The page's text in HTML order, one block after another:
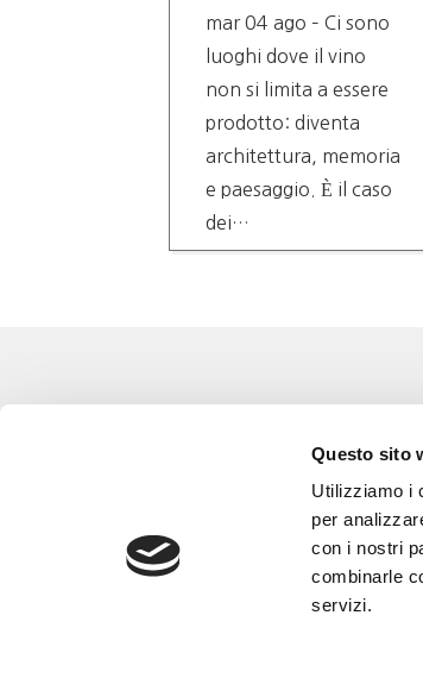
Questo sito
Utilizziamo i
per
con i nostri
combinarle
servizi.
mar 04 ago – Ci sono
luoghi dove il vino
non si limita a essere
prodotto: diventa
architettura, memoria
e paesaggio. È il caso
dei…
Corsi e Progetti culturali
Cookie policy